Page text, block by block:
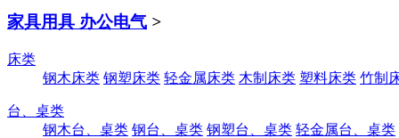
家具用具 办公电气 >
床类
钢木床类 钢塑床类 轻金属床类 木制床类 塑料床类 竹制
台、桌类
钢木台、桌类 钢台、桌类 钢塑台、桌类 轻金属台、桌类